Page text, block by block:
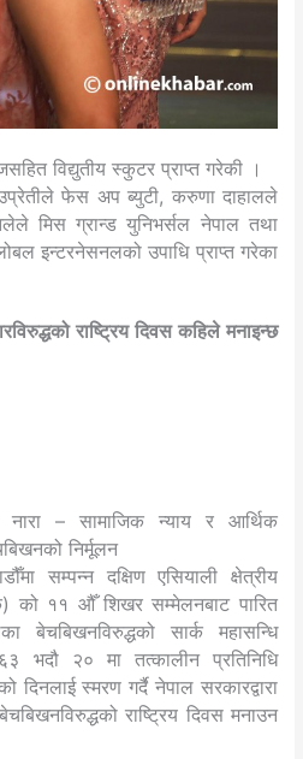
विद्युतीय स्कुटर प्राप्त गरेकी ।
उप्रेतीले फेस अप ब्युटी, करुणा दाहालले
मिस ग्रान्ड युनिभर्सल नेपाल तथा
इन्टरनेसनलको उपाधि प्राप्त गरेका
राष्ट्रिय दिवस कहिले मनाइन्छ
– सामाजिक न्याय र आर्थिक
निर्मूलन
सम्पन्न दक्षिण एसियाली क्षेत्रीय
को ११ औँ शिखर सम्मेलनबाट पारित
बेचबिखनविरुद्धको सार्क महासन्धि
भदौ २० मा तत्कालीन प्रतिनिधि
दिनलाई स्मरण गर्दै नेपाल सरकारद्वारा
राष्ट्रिय दिवस मनाउन